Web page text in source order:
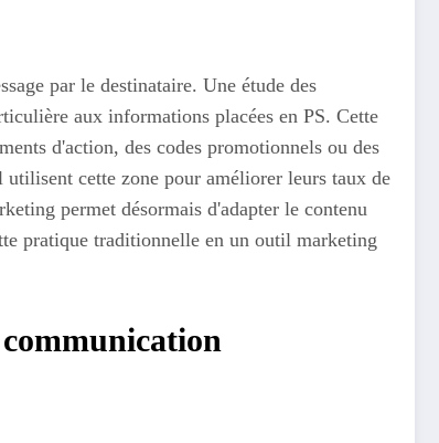
par le destinataire. Une étude des
aux informations placées en PS. Cette
d'action, des codes promotionnels ou des
cette zone pour améliorer leurs taux de
permet désormais d'adapter le contenu
pratique traditionnelle en un outil marketing